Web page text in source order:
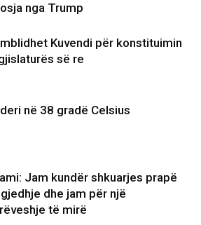
nga Trump
Kuvendi për konstituimin
së re
në 38 gradë Celsius
Jam kundër shkuarjes prapë
dhe jam për një
të mirë